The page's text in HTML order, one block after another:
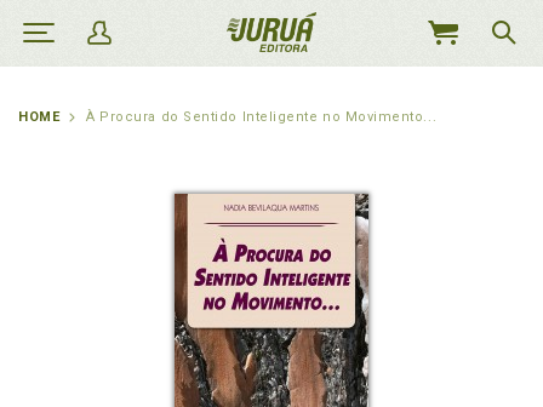
MEU
HOME À Procura do Sentido Inteligente no Movimento...